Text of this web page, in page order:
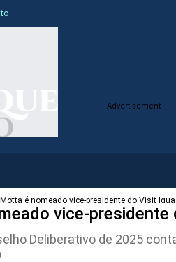
- Advertisement -
é nomeado vice-presidente do Visit
vice-presidente
Deliberativo de 2025